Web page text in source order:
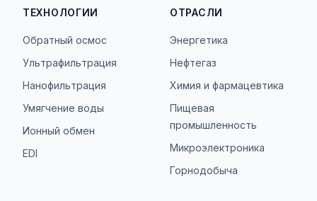
ТЕХНОЛОГИИ
Обратный осмос
Ультрафильтрация
Нанофильтрация
Умягчение воды
Ионный обмен
EDI
ОТРАСЛИ
Энергетика
Нефтегаз
Химия и фармацевтика
Пищевая
промышленность
Микроэлектроника
Горнодобыча